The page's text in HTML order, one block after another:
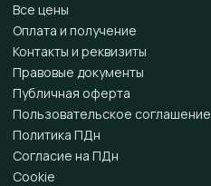
Все цены
Оплата и получение
Контакты и реквизиты
Правовые документы
Публичная оферта
Пользовательское соглашение
Политика ПДн
Согласие на ПДн
Cookie